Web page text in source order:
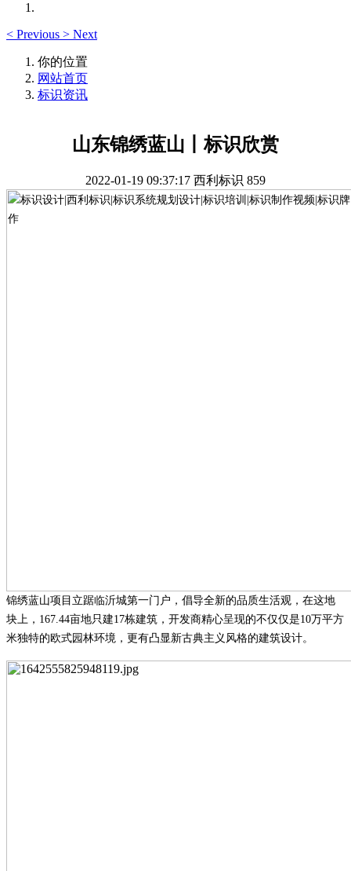
< Previous > Next
你的位置
网站首页
标识资讯
山东锦绣蓝山丨标识欣赏
2022-01-19 09:37:17 西利标识 859
锦绣蓝山项目立踞临沂城第一门户，倡导全新的品质生活观 ， 在这地
块上， 167.44亩地只建17栋建筑，开发商精心呈现的不仅仅是10万平方
米独特的欧式园林环境，更有凸显新古典主义风格的建筑设计。